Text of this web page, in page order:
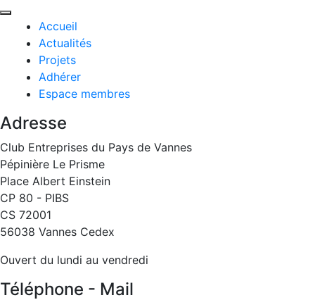
Accueil
Actualités
Projets
Adhérer
Espace membres
Adresse
Club Entreprises du Pays de Vannes
Pépinière Le Prisme
Place Albert Einstein
CP 80 - PIBS
CS 72001
56038 Vannes Cedex
Ouvert du lundi au vendredi
Téléphone - Mail